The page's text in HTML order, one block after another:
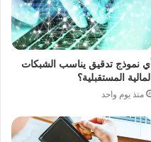
أي نموذج تدقيق يناسب الشبكات
المالية المستقبلية؟
منذ يوم واحد